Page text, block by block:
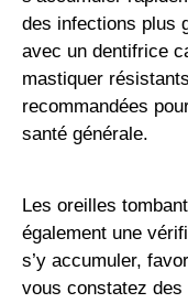
des infections plus
avec un dentifrice
mastiquer
recommandées
santé générale.
Les oreilles
également une
s’y accumuler,
vous constatez des